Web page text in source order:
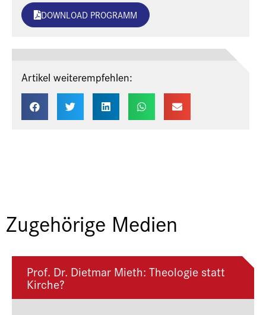
DOWNLOAD PROGRAMM
Artikel weiterempfehlen:
Zugehörige Medien
Prof. Dr. Dietmar Mieth: Theologie statt
Kirche?